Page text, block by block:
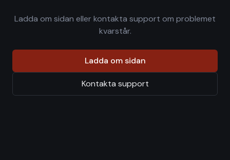
Ladda om sidan eller kontakta support om problemet
kvarstår.
Ladda om sidan
Kontakta support